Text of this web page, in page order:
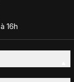
16h